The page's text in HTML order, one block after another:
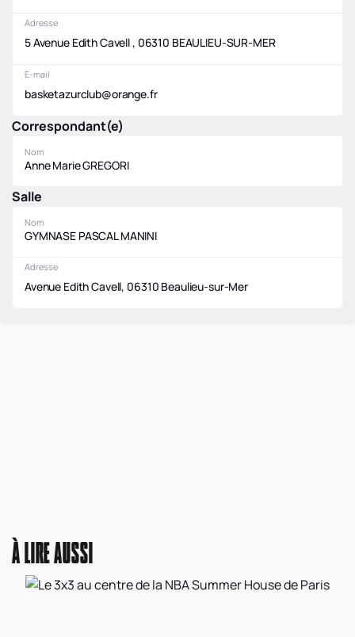
Adresse
5 Avenue Edith Cavell , 06310 BEAULIEU-SUR-MER
E-mail
basketazurclub@orange.fr
Correspondant(e)
Nom
Anne Marie GREGORI
Salle
Nom
GYMNASE PASCAL MANINI
Adresse
Avenue Edith Cavell, 06310 Beaulieu-sur-Mer
À LIRE AUSSI